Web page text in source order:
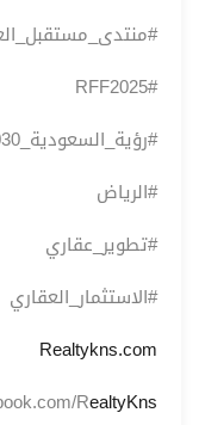
#RFF2025
#رؤية_السعودية_2030
#الرياض
#تطوير_عقاري
#الاستثمار_العقاري
Realtykns.com
RealtyKns